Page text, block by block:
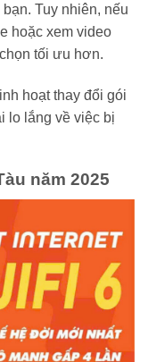
Tuy nhiên, nếu
hoặc xem video
tối ưu hơn.
hoạt thay đổi gói
lo lắng về việc bị
năm 2025